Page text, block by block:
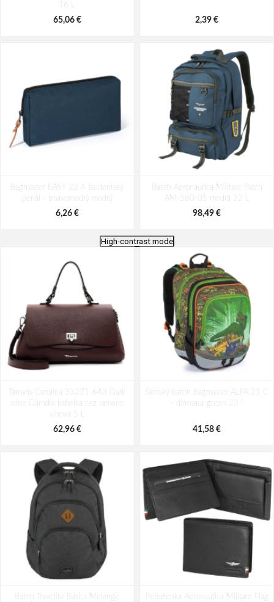
16 L
65,06 € 2,39 €
Bagmaster EASY 22 A študentský
penál - tmavomodrý modrý
6,26 €
Batoh Aeronautica Militare Patch
AM-580-05 modrá 22 L
98,49 €
Rosé 35 l
49,10 €
AM-581-05 modrá 19 L
94,29 €
High-contrast mode
Tamaris Carolina 33271-643 Dark
wine Dámska kabelka cez rameno
vínová 5 L
62,96 €
Školský batoh Bagmaster ALFA 21 C
- dinosaur green 23 l
41,58 €
Batoh Travelite Basics Melange
Peňaženka Aeronautica Militare Flag